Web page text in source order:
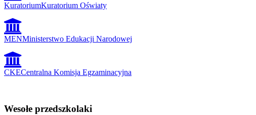
KuratoriumKuratorium Oświaty
MENMinisterstwo Edukacji Narodowej
CKECentralna Komisja Egzaminacyjna
Wesołe przedszkolaki